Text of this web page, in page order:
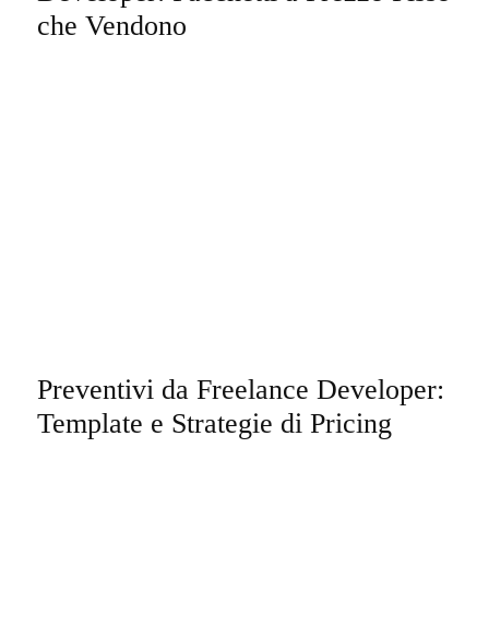
che Vendono
Preventivi da Freelance Developer:
Template e Strategie di Pricing